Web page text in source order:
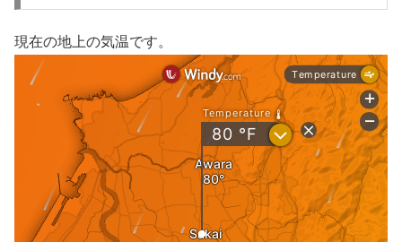
現在の地上の気温です。